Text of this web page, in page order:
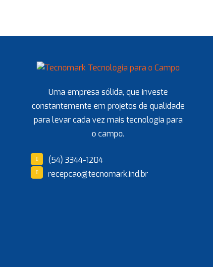
Uma empresa sólida, que investe
constantemente em projetos de qualidade
para levar cada vez mais tecnologia para
o campo.
(54) 3344-1204
recepcao@tecnomark.ind.br